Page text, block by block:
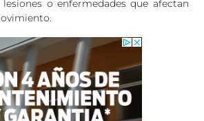
o enfermedades que afectan